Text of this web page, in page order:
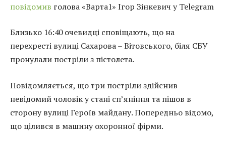
повідомив голова «Варта1» Ігор Зінкевич у Telegram
Близько 16:40 очевидці сповіщають, що на
перехресті вулиці Сахарова – Вітовського, біля СБУ
пронулали постріли з пістолета.
Повідомляється, що три постріли здійснив
невідомий чоловік у стані сп’яніння та пішов в
сторону вулиці Героїв майдану. Попередньо відомо,
що цілився в машину охоронної фірми.